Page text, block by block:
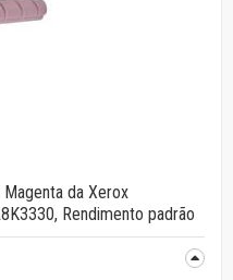
da Xerox
Rendimento padrão